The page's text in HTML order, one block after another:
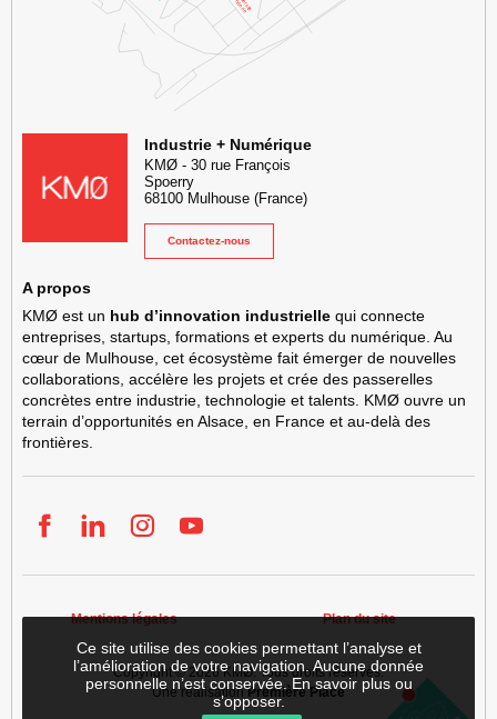
KMØ Hub d’innovation industrielle et lieu événementiel au cœur
Industrie + Numérique
KMØ- 30 rue François
Spoerry
68100 Mulhouse (France)
Contactez-nous
A propos
KMØ est un hub d’innovation industrielle qui connecte
entreprises, startups, formations et experts du numérique. Au
cœur de Mulhouse, cet écosystème fait émerger de nouvelles
collaborations, accélère les projets et crée des passerelles
concrètes entre industrie, technologie et talents. KMØ ouvre un
terrain d’opportunités en Alsace, en France et au-delà des
frontières.
Mentions légales Plan du site
Copyright © 2026KMØ. Tous droits réservés.
Une réalisation Première Place
Louer
Ce site utilise des cookies permettant l’analyse et
l’amélioration de votre navigation. Aucune donnée
personnelle n’est conservée. En savoir plus ou
s’opposer.